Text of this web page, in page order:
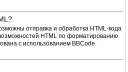
отправка и обработка HTML-кода
HTML по форматированию
с использованием BBCode.